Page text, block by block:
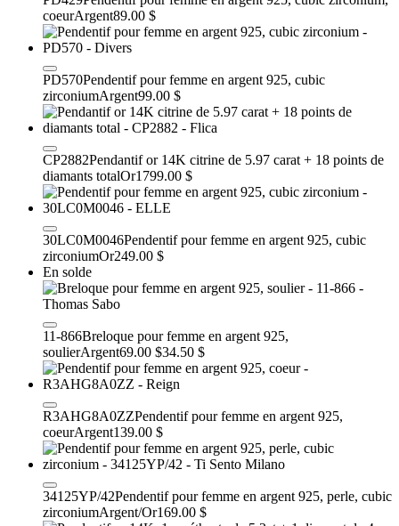
coeurArgent89.00 $
PD570Pendentif pour femme en argent 925, cubic
zirconiumArgent99.00 $
CP2882Pendantif or 14K citrine de 5.97 carat + 18 points de
diamants totalOr1799.00 $
30LC0M0046Pendentif pour femme en argent 925, cubic
zirconiumOr249.00 $
En solde
11-866Breloque pour femme en argent 925,
soulierArgent69.00 $34.50 $
R3AHG8A0ZZPendentif pour femme en argent 925,
coeurArgent139.00 $
34125YP/42Pendentif pour femme en argent 925, perle, cubic
zirconiumArgent/Or169.00 $